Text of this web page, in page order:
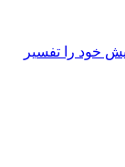
خود را تفسیر